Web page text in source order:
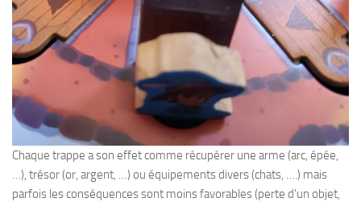
Chaque trappe a son effet comme récupérer une arme (arc, épée,
…), trésor (or, argent, …) ou équipements divers (chats, ….) mais
parfois les conséquences sont moins favorables (perte d’un objet,